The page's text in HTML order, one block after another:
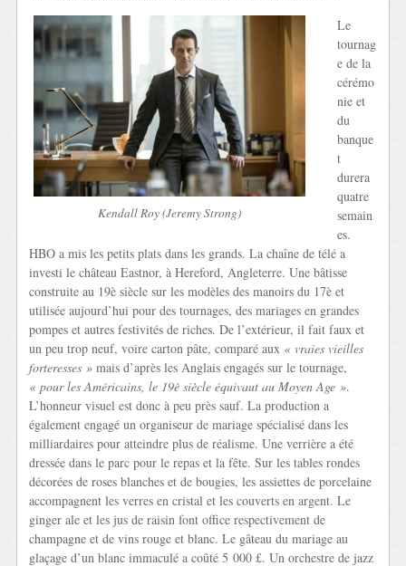
Kendall Roy (Jeremy Strong)
Le
tournag
e de la
cérémo
nie et
du
banque
t
durera
quatre
semain
es.
HBO a mis les petits plats dans les grands. La chaîne de télé a
investi le château Eastnor, à Hereford, Angleterre. Une bâtisse
construite au 19è siècle sur les modèles des manoirs du 17è et
utilisée aujourd’hui pour des tournages, des mariages en grandes
pompes et autres festivités de riches. De l’extérieur, il fait faux et
un peu trop neuf, voire carton pâte, comparé aux « vraies vieilles
forteresses » mais d’après les Anglais engagés sur le tournage,
« pour les Américains, le 19è siècle équivaut au Moyen Age ».
L’honneur visuel est donc à peu près sauf. La production a
également engagé un organiseur de mariage spécialisé dans les
milliardaires pour atteindre plus de réalisme. Une verrière a été
dressée dans le parc pour le repas et la fête. Sur les tables rondes
décorées de roses blanches et de bougies, les assiettes de porcelaine
accompagnent les verres en cristal et les couverts en argent. Le
ginger ale et les jus de raisin font office respectivement de
champagne et de vins rouge et blanc. Le gâteau du mariage au
glaçage d’un blanc immaculé a coûté 5 000 £. Un orchestre de jazz